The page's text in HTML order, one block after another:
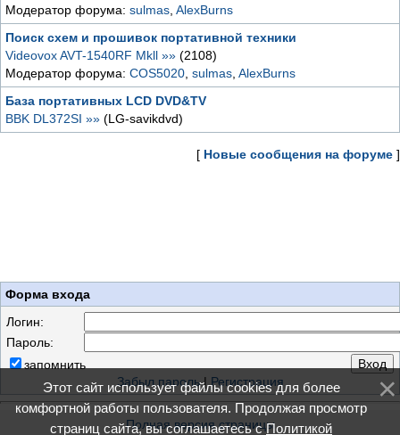
Модератор форума: sulmas AlexBurns
Поиск схем и прошивок портативной техники
Videovox AVT-1540RF Mkll »» (2108)
Модератор форума: COS5020 sulmas AlexBurns
База портативных LCD DVD&TV
BBK DL372SI »» (LG-savikdvd)
[ Новые сообщения на форуме ]
Форма входа
Логин:
Пароль:
запомнить
Забыл пароль| Регистрация
Полная версия страницы
Этот сайт использует файлы cookies для более
комфортной работы пользователя. Продолжая просмотр
страниц сайта, вы соглашаетесь сПолитикой